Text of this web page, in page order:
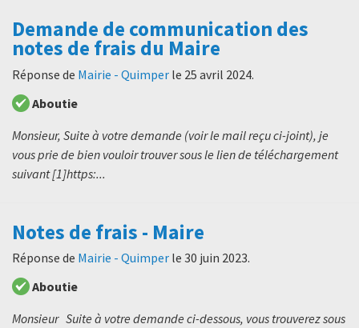
Demande de communication des
notes de frais du Maire
Réponse de Mairie - Quimper le 25 avril 2024.
Aboutie
Monsieur, Suite à votre demande (voir le mail reçu ci-joint), je
vous prie de bien vouloir trouver sous le lien de téléchargement
suivant [1]https:...
Notes de frais - Maire
Réponse de Mairie - Quimper le 30 juin 2023.
Aboutie
Monsieur Suite à votre demande ci-dessous, vous trouverez sous